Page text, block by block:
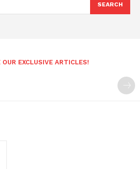
SEARCH
OUR EXCLUSIVE ARTICLES!